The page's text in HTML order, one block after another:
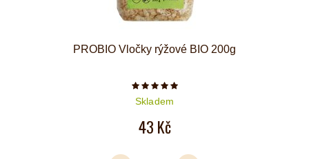
PROBIO Vločky rýžové BIO 200g
Počet hvězdiček je 5 z 5
Skladem
43 Kč